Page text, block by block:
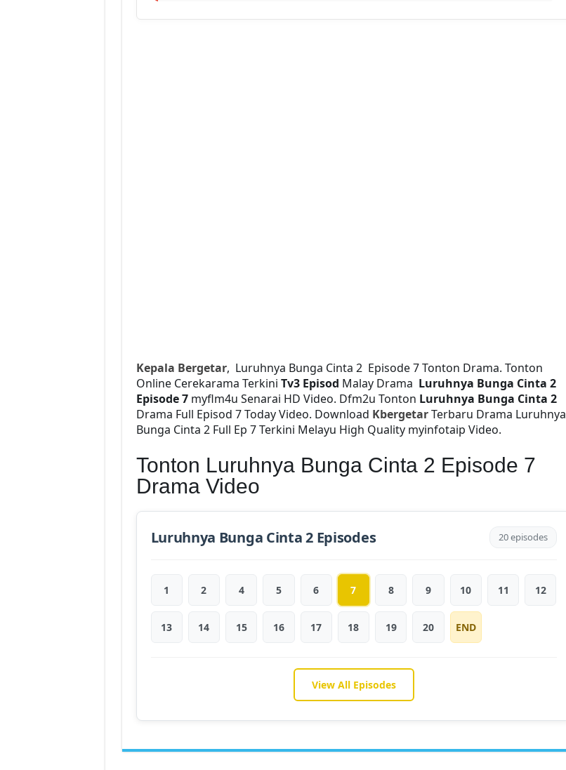
Kepala Bergetar, Luruhnya Bunga Cinta 2 Episode 7 Tonton Drama. Tonton
Online Cerekarama Terkini Tv3 Episod Malay Drama Luruhnya Bunga Cinta 2
Episode 7 myflm4u Senarai HD Video. Dfm2u Tonton Luruhnya Bunga Cinta 2
Drama Full Episod 7 Today Video. Download KbergetarTerbaru Drama Luruhnya
Bunga Cinta 2 Full Ep 7 Terkini Melayu High Quality myinfotaip Video.
Tonton Luruhnya Bunga Cinta 2 Episode 7
Drama Video
Luruhnya Bunga Cinta 2 Episodes 20 episodes
1 2 4 5 6 7 8 9 10 11 12
13 14 15 16 17 18 19 20 END
View All Episodes